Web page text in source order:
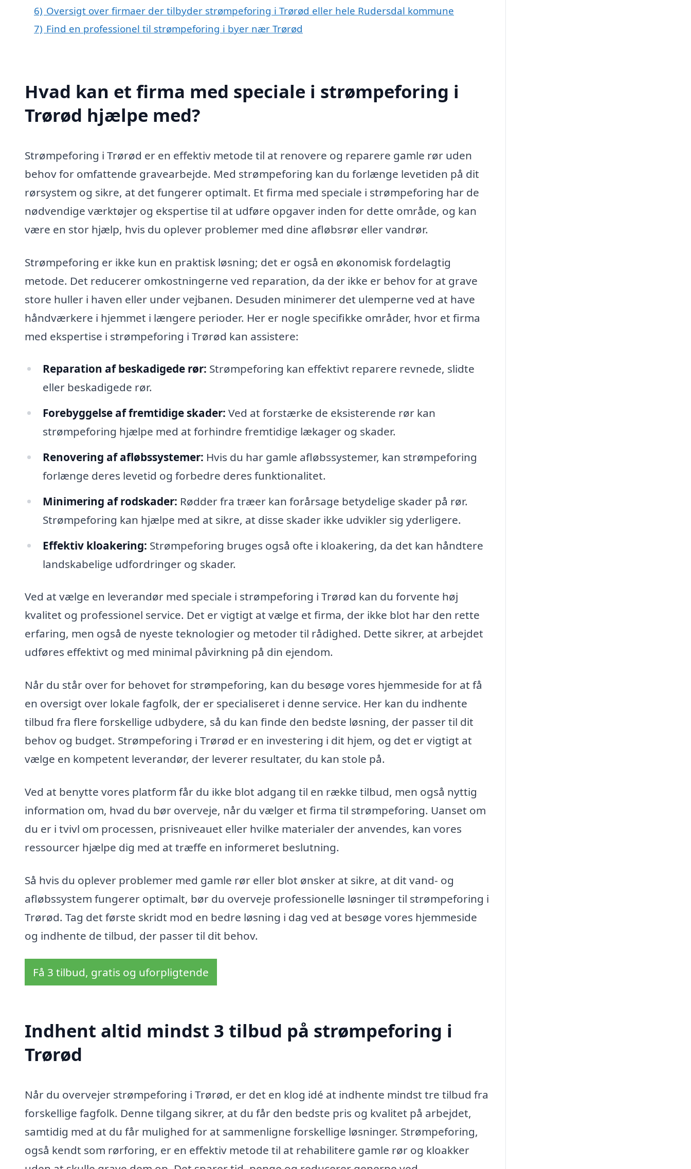
6) Oversigt over firmaer der tilbyder strømpeforing i Trørød eller hele Rudersdal kommune
7) Find en professionel til strømpeforing i byer nær Trørød
Hvad kan et firma med speciale i strømpeforing i
Trørød hjælpe med?
Strømpeforing i Trørød er en effektiv metode til at renovere og reparere gamle rør uden
behov for omfattende gravearbejde. Med strømpeforing kan du forlænge levetiden på dit
rørsystem og sikre, at det fungerer optimalt. Et firma med speciale i strømpeforing har de
nødvendige værktøjer og ekspertise til at udføre opgaver inden for dette område, og kan
være en stor hjælp, hvis du oplever problemer med dine afløbsrør eller vandrør.
Strømpeforing er ikke kun en praktisk løsning; det er også en økonomisk fordelagtig
metode. Det reducerer omkostningerne ved reparation, da der ikke er behov for at grave
store huller i haven eller under vejbanen. Desuden minimerer det ulemperne ved at have
håndværkere i hjemmet i længere perioder. Her er nogle specifikke områder, hvor et firma
med ekspertise i strømpeforing i Trørød kan assistere:
Reparation af beskadigede rør: Strømpeforing kan effektivt reparere revnede, slidte
eller beskadigede rør.
Forebyggelse af fremtidige skader: Ved at forstærke de eksisterende rør kan
strømpeforing hjælpe med at forhindre fremtidige lækager og skader.
Renovering af afløbssystemer: Hvis du har gamle afløbssystemer, kan strømpeforing
forlænge deres levetid og forbedre deres funktionalitet.
Minimering af rodskader: Rødder fra træer kan forårsage betydelige skader på rør.
Strømpeforing kan hjælpe med at sikre, at disse skader ikke udvikler sig yderligere.
Effektiv kloakering: Strømpeforing bruges også ofte i kloakering, da det kan håndtere
landskabelige udfordringer og skader.
Ved at vælge en leverandør med speciale i strømpeforing i Trørød kan du forvente høj
kvalitet og professionel service. Det er vigtigt at vælge et firma, der ikke blot har den rette
erfaring, men også de nyeste teknologier og metoder til rådighed. Dette sikrer, at arbejdet
udføres effektivt og med minimal påvirkning på din ejendom.
Når du står over for behovet for strømpeforing, kan du besøge vores hjemmeside for at få
en oversigt over lokale fagfolk, der er specialiseret i denne service. Her kan du indhente
tilbud fra flere forskellige udbydere, så du kan finde den bedste løsning, der passer til dit
behov og budget. Strømpeforing i Trørød er en investering i dit hjem, og det er vigtigt at
vælge en kompetent leverandør, der leverer resultater, du kan stole på.
Ved at benytte vores platform får du ikke blot adgang til en række tilbud, men også nyttig
information om, hvad du bør overveje, når du vælger et firma til strømpeforing. Uanset om
du er i tvivl om processen, prisniveauet eller hvilke materialer der anvendes, kan vores
ressourcer hjælpe dig med at træffe en informeret beslutning.
Så hvis du oplever problemer med gamle rør eller blot ønsker at sikre, at dit vand- og
afløbssystem fungerer optimalt, bør du overveje professionelle løsninger til strømpeforing i
Trørød. Tag det første skridt mod en bedre løsning i dag ved at besøge vores hjemmeside
og indhente de tilbud, der passer til dit behov.
Få 3 tilbud, gratis og uforpligtende
Indhent altid mindst 3 tilbud på strømpeforing i
Trørød
Når du overvejer strømpeforing i Trørød, er det en klog idé at indhente mindst tre tilbud fra
forskellige fagfolk. Denne tilgang sikrer, at du får den bedste pris og kvalitet på arbejdet,
samtidig med at du får mulighed for at sammenligne forskellige løsninger. Strømpeforing,
også kendt som rørforing, er en effektiv metode til at rehabilitere gamle rør og kloakker